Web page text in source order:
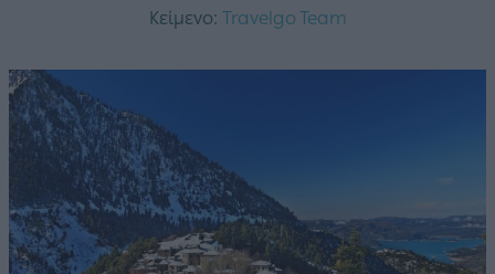
Κείμενο: Travelgo Team